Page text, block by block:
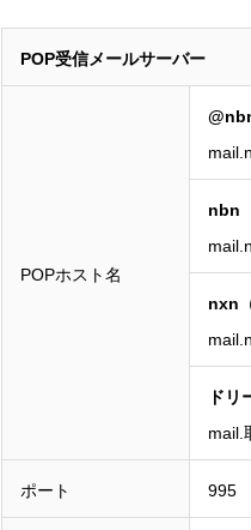
POP受信メールサーバー
POPホスト名
nbn
nxn
ドリ
mail.
ポート 995